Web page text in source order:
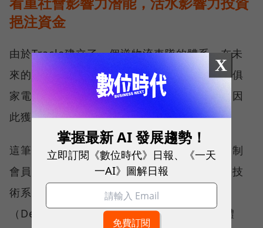
挹注資金
由於Tracle建立了一個逆物流車隊的體系，在未
來的規劃中還可以延伸退換貨、二手物品、傢俱
家電收取服務，屬於循環經濟中的基礎設施，因
此獲得活水影響力投資的資金挹注。
這筆資金將用於拓展服務到桃園市，透過訂閱制
會員數量的成長、車隊管理模式的建立，以及技
術系統的開發，建立一個「收送即服務」
（Delivery-and-Pickup-as-a-Service）的體
X
掌握最新 AI 發展趨勢！
立即訂閱《數位時代》日報、《一天
一AI》圖解日報